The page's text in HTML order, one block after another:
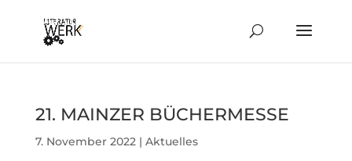
21. MAINZER BÜCHERMESSE
7. November 2022| Aktuelles